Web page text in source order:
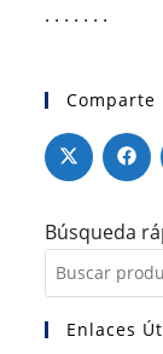
. . . . . . .
Comparte
Búsqueda
Enlaces